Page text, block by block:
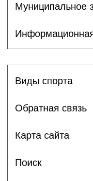
Муниципальное
Виды спорта
Обратная связь
Карта сайта
Поиск